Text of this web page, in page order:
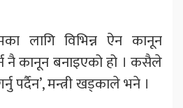
लागि विभिन्न ऐन कानून
नै कानून बनाइएको हो । कसैले
पर्दैन’, मन्त्री खड्काले भने ।